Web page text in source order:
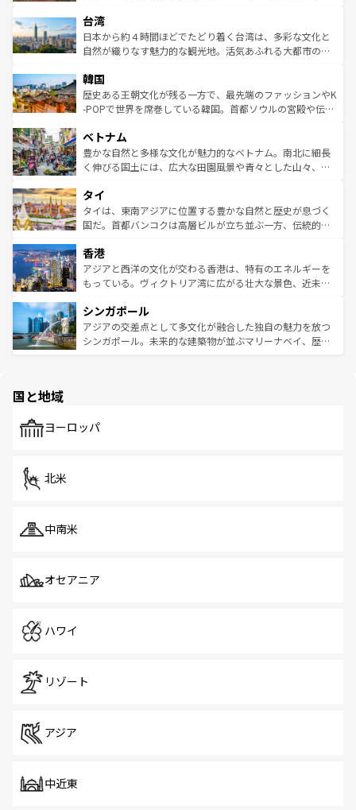
ならではの贅沢な旅のスタイルだ。 なお、新着のアメリカ
情報はコンテンツ一覧を参照してほしい。
れるおもてなしの心で訪れる人々を迎えてくれるハワイの
人々、おいしいローカルフードやハワイアンミュージッ
ク、伝統的なフラダンスなど、すべてがハワイの魅力を彩
ワイを、存分に味わってほしい。 なお、新着のハワイ情報
はコンテンツ一覧を参照してほしい。
リアリーフや大陸中央部にそびえるウルル（エアーズロッ
ク）、タスマニアの美しい原生林やケアンズの熱帯雨林な
ど、見どころがたくさん。また、カフェやワイン、オージ
いる。アクティビティも充実しており、サーフィンやダイ
ビング、ハイキングなど、アウトドア好きにはたまらな
い。オーストラリアの多彩な魅力を存分に味わいつくそ
参照してほしい。
台湾
日本から約４時間ほどでたどり着く台湾は、多彩な文化と
自然が織りなす魅力的な観光地。活気あふれる大都市の台
ン）、静ひつな山岳地帯である台湾東部など、都市の喧騒
と山間の静けさが共存しており、訪れる人に新しい発見と
驚きをもたらしてくれる。また、奥深い台湾の食文化も魅
容にもいいと評判のスイーツなど、バラエティ豊かな料理
が味わえる。 なお、新着の台湾情報は コンテンツ一覧を参
照してほしい。
韓国
歴史ある王朝文化が残る一方で、最先端のファッションやK
-POPで世界を席巻している韓国。首都ソウルの宮殿や伝統
き、地方に足を延ばせば四季折々の自然美を楽しむことが
できる。そして、キムチや焼肉、絶品のストリートフード
まで、さまざまな韓国料理が待っている。夜には、韓国な
リティに包まれながら、韓国の多彩な魅力を心ゆくまで味
わってみてほしい。 なお、新着の韓国情報はコンテンツ一
覧を参照してほしい。
ベトナム
豊かな自然と多様な文化が魅力的なベトナム。南北に細長
く伸びる国土には、広大な田園風景や青々とした山々、世
急速な発展と共に伝統が息づく。ハノイの古い町並みやホ
ーチミン市のフランス統治時代の建物も、独特の雰囲気を
醸し出している。また、バラエティの豊かさとおいしさで
とつ。フォーやバインミー、ベトナムコーヒーなどは、ぜ
ひ現地で味わいたい。どの地域を訪れてもあたたかい人々
が旅行者を迎えてくれるので、きっと忘れられない旅にな
参照してほしい。
タイ
タイは、東南アジアに位置する豊かな自然と歴史が息づく
国だ。首都バンコクは高層ビルが立ち並ぶ一方、伝統的な
の活気が交差している。北部ではチェンマイなどの山岳地
帯で自然と触れ合い、南部ではプーケットやクラビの美し
いビーチでリゾート気分を楽しむことができる。タイ料理
激する。気候は一年中温暖で、どの季節にも異なる楽しみ
が待っている。親しみやすいタイの人々、仏教を中心とし
た文化、そして多様な観光資源が、訪れる旅人を魅了し続
香港
アジアと西洋の文化が交わる香港は、特有のエネルギーを
もっている。ヴィクトリア湾に広がる壮大な景色、近未来
み、どこを訪れても感動するはず。観光スポットが密集し
ており、効率よく見どころを回れるのも魅力。息をのむよ
うな絶景から文化的な体験まで、香港を存分に楽しみ尽く
シンガポール
アジアの交差点として多文化が融合した独自の魅力を放つ
シンガポール。未来的な建築物が並ぶマリーナベイ、歴史
で、ホーカーズは地元の風情を楽しめる外せないスポット
国と地域
ヨーロッパ
北米
中南米
オセアニア
ハワイ
リゾート
アジア
中近東